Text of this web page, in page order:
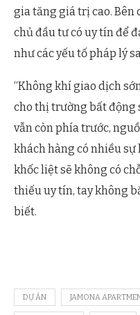
gia tăng giá trị cao. Bên
chủ đầu tư có uy tín để
như các yếu tố pháp lý
“Không khí giao dịch
cho thị trường bất động
vẫn còn phía trước,
khách hàng có nhiều
khốc liệt sẽ không có
thiếu uy tín, tay không
biết.
DỰ ÁN JAMONA